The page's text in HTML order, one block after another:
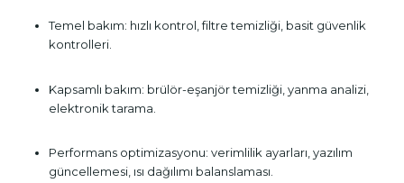
Temel bakım: hızlı kontrol, filtre temizliği, basit güvenlik
kontrolleri.
Kapsamlı bakım: brülör-eşanjör temizliği, yanma analizi,
elektronik tarama.
Performans optimizasyonu: verimlilik ayarları, yazılım
güncellemesi, ısı dağılımı balanslaması.